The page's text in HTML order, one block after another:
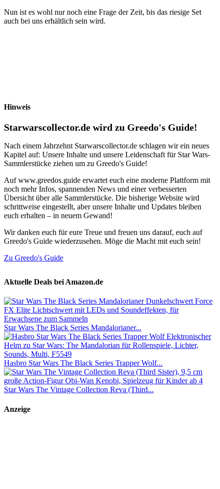
Nun ist es wohl nur noch eine Frage der Zeit, bis das riesige Set
auch bei uns erhältlich sein wird.
Hinweis
Starwarscollector.de wird zu Greedo's Guide!
Nach einem Jahrzehnt Starwarscollector.de schlagen wir ein neues
Kapitel auf: Unsere Inhalte und unsere Leidenschaft für Star Wars-
Sammlerstücke ziehen um zu Greedo's Guide!
Auf www.greedos.guide erwartet euch eine moderne Plattform mit
noch mehr Infos, spannenden News und einer verbesserten
Übersicht über alle Sammlerstücke. Die bisherige Website wird
schrittweise eingestellt, aber unsere Inhalte und Updates bleiben
euch erhalten – in neuem Gewand!
Wir danken euch für eure Treue und freuen uns darauf, euch auf
Greedo's Guide wiederzusehen. Möge die Macht mit euch sein!
Zu Greedo's Guide
Aktuelle Deals bei Amazon.de
Star Wars The Black Series Mandalorianer...
Hasbro Star Wars The Black Series Trapper Wolf...
Star Wars The Vintage Collection Reva (Third...
Anzeige